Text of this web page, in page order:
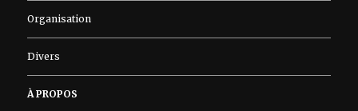
Organisation
Divers
À PROPOS